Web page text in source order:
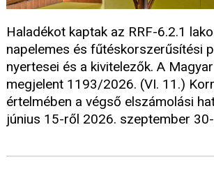
Haladékot kaptak az RRF-6.2.1
napelemes és fűtéskorszerűsítési
nyertesei és a kivitelezők. A
megjelent 1193/2026. (VI. 11.)
értelmében a végső elszámolási
június 15-ről 2026. szeptember